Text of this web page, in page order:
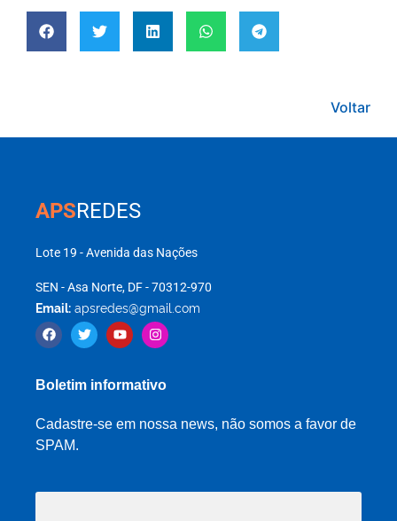
Voltar
APSREDES
Lote 19 - Avenida das Nações
SEN - Asa Norte, DF - 70312-970
Email: apsredes@gmail.com
Boletim informativo
Cadastre-se em nossa news, não somos a favor de
SPAM.